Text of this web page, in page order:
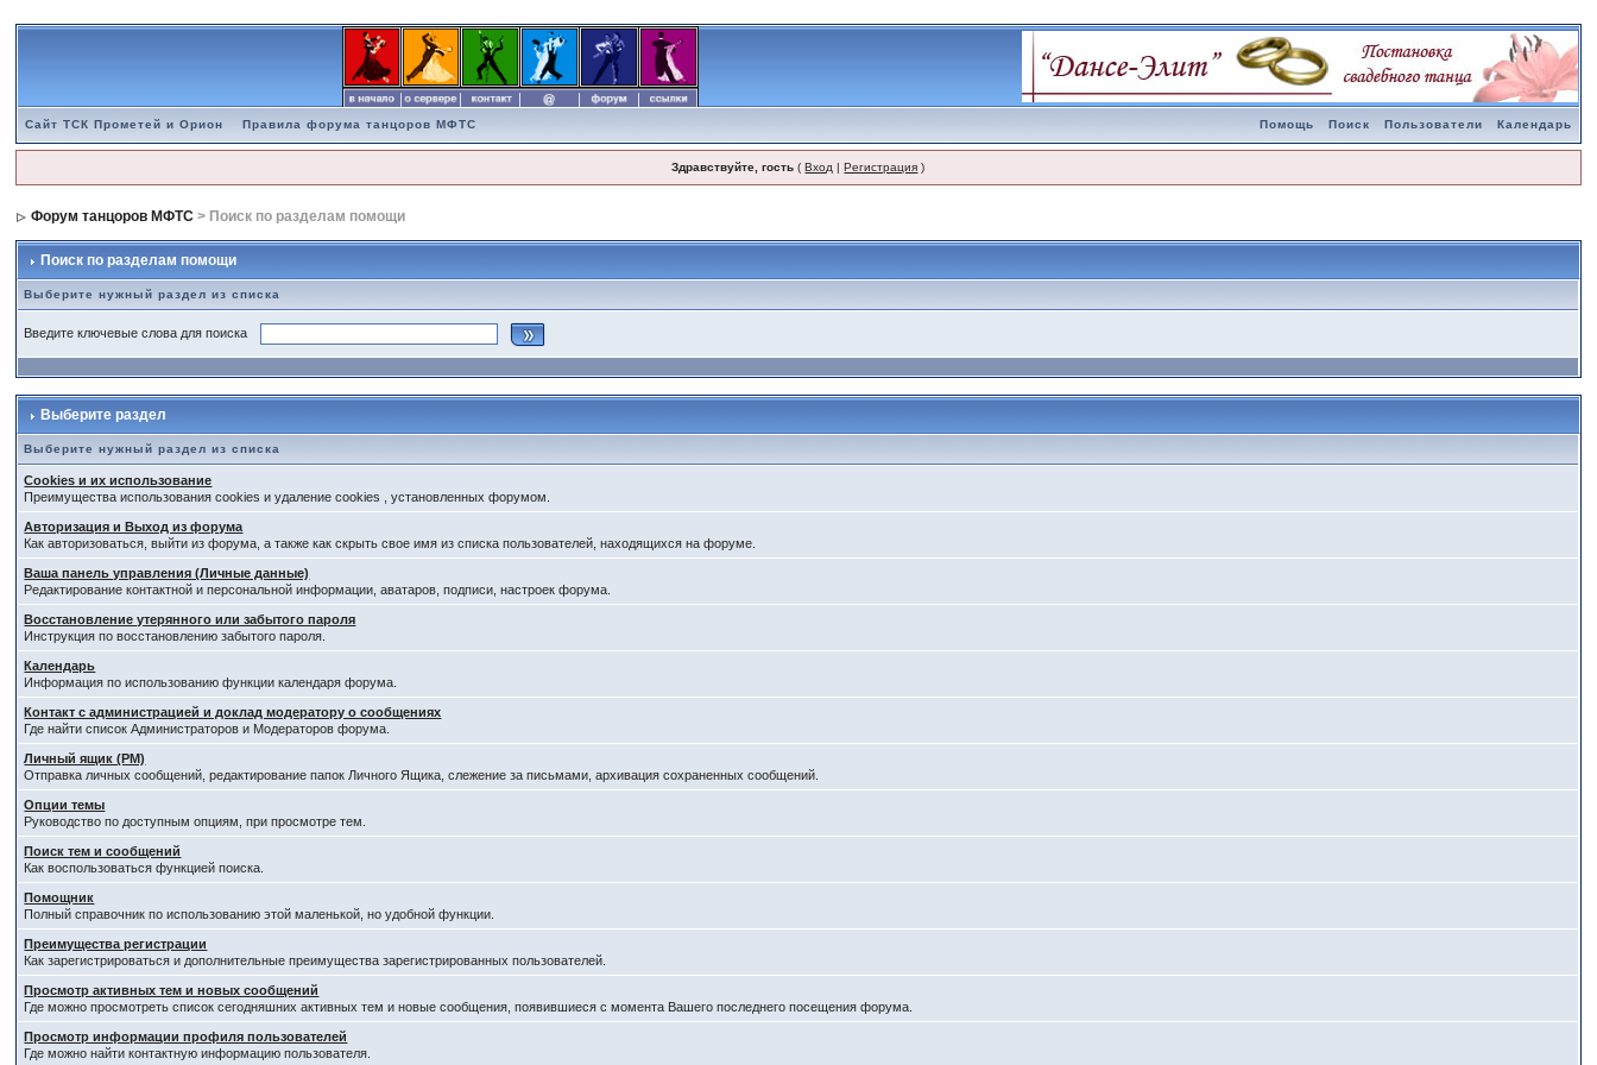
Сайт ТСК Прометей и Орион Правила форума танцоров МФТС Помощь Поиск Пользователи Календарь
Здравствуйте, гость (Вход |Регистрация )
Форум танцоров МФТС > Поиск по разделам помощи
Поиск по разделам помощи
Выберите нужный раздел из списка
Введите ключевые слова для поиска
Выберите раздел
Выберите нужный раздел из списка
Cookies и их использование
Преимущества использования cookies и удаление cookies , установленных форумом.
Авторизация и Выход из форума
Как авторизоваться, выйти из форума, а также как скрыть свое имя из списка пользователей, находящихся на форуме.
Ваша панель управления (Личные данные)
Редактирование контактной и персональной информации, аватаров, подписи, настроек форума.
Восстановление утерянного или забытого пароля
Инструкция по восстановлению забытого пароля.
Календарь
Информация по использованию функции календаря форума.
Контакт с администрацией и доклад модератору о сообщениях
Где найти список Администраторов и Модераторов форума.
Личный ящик (PM)
Отправка личных сообщений, редактирование папок Личного Ящика, слежение за письмами, архивация сохраненных сообщений.
Опции темы
Руководство по доступным опциям, при просмотре тем.
Поиск тем и сообщений
Как воспользоваться функцией поиска.
Помощник
Полный справочник по использованию этой маленькой, но удобной функции.
Преимущества регистрации
Как зарегистрироваться и дополнительные преимущества зарегистрированных пользователей.
Просмотр активных тем и новых сообщений
Где можно просмотреть список сегодняшних активных тем и новые сообщения, появившиеся с момента Вашего последнего посещения форума.
Просмотр информации профиля пользователей
Где можно найти контактную информацию пользователя.